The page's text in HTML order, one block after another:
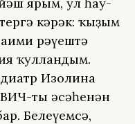
кәрәк: ҡыҙым
рәүештә
ҡулландым.
Изолина
ты әсәһенән
Белеүемсә,